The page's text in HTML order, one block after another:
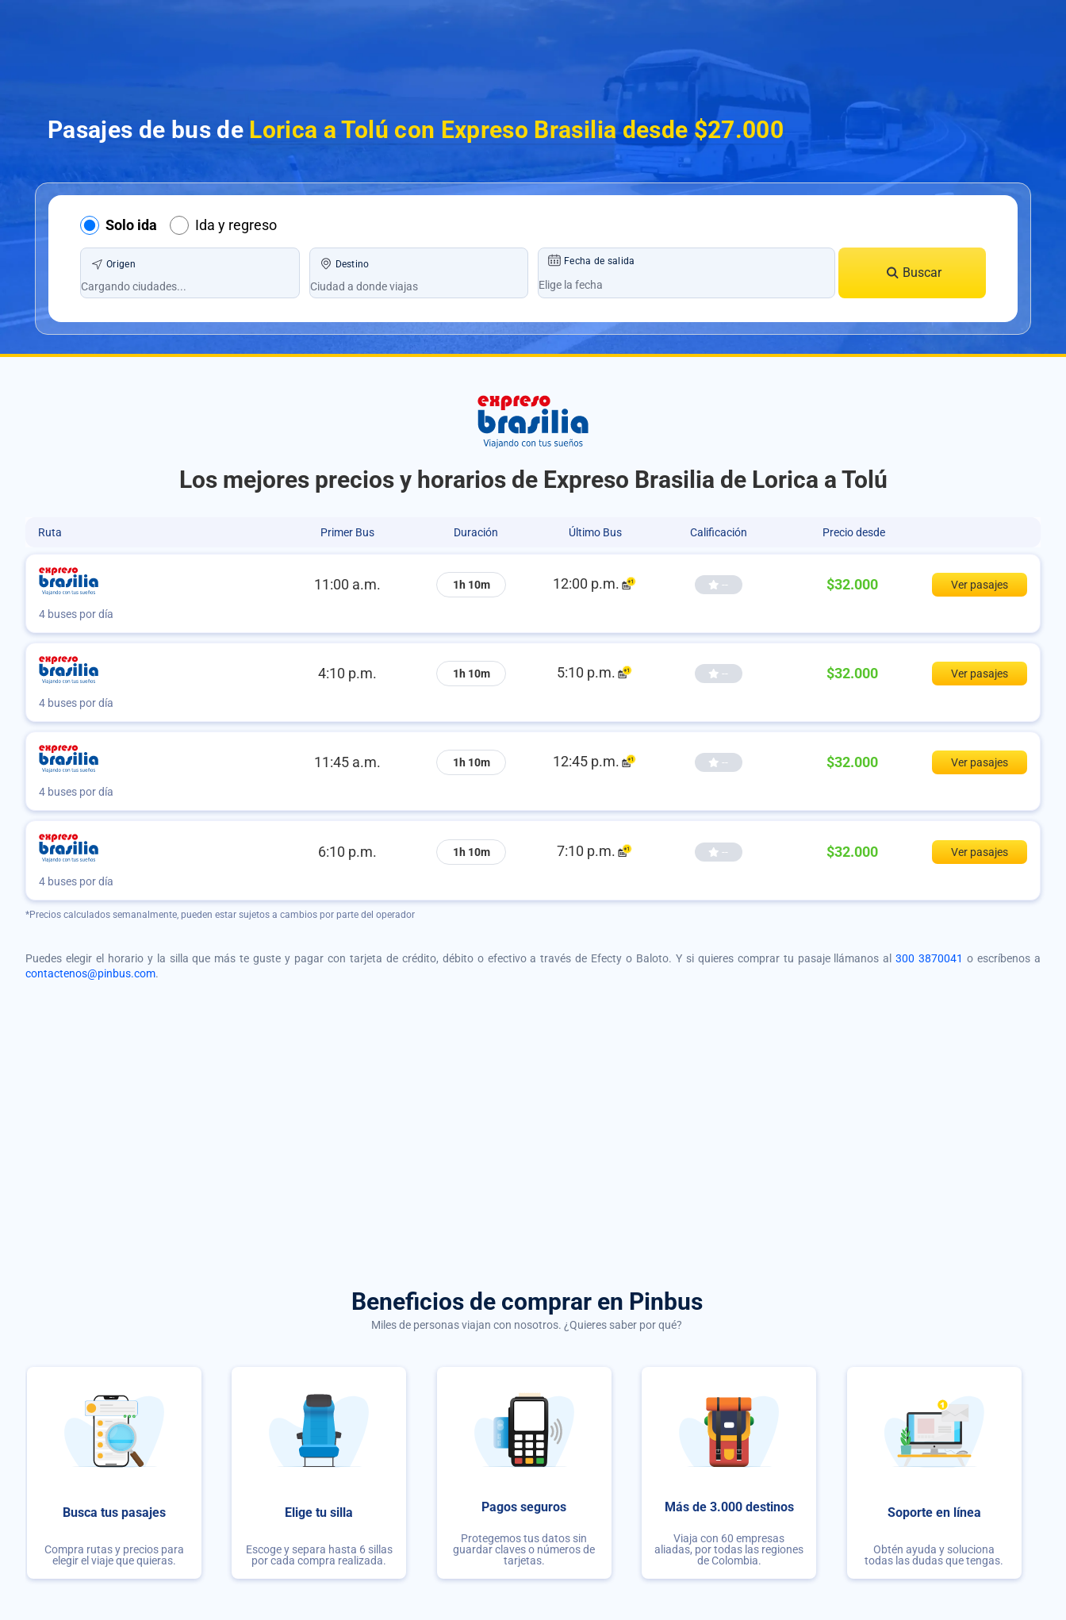
Pasajes de bus de Lorica a Tolú con Expreso Brasilia desde $27.000
Solo ida Ida y regreso
Origen Destino Fecha de salida
Buscar
Los mejores precios y horarios de Expreso Brasilia de Lorica a Tolú
Ruta Primer Bus Duración Último Bus Calificación Precio desde
11:00 a.m. 1h 10m 12:00 p.m. -- $32.000 Ver pasajes
4 buses por día
4:10 p.m. 1h 10m 5:10 p.m. -- $32.000 Ver pasajes
4 buses por día
11:45 a.m. 1h 10m 12:45 p.m. -- $32.000 Ver pasajes
4 buses por día
6:10 p.m. 1h 10m 7:10 p.m. -- $32.000 Ver pasajes
4 buses por día
*Precios calculados semanalmente, pueden estar sujetos a cambios por parte del operador
Puedes elegir el horario y la silla que más te guste y pagar con tarjeta de crédito, débito o efectivo a través de Efecty o Baloto. Y si quieres comprar tu pasaje llámanos al300 3870041 o escríbenos a
contactenos@pinbus.com.
Beneficios de comprar en Pinbus
Miles de personas viajan con nosotros. ¿Quieres saber por qué?
Busca tus pasajes
Compra rutas y precios para
elegir el viaje que quieras.
Elige tu silla
Escoge y separa hasta 6 sillas
por cada compra realizada.
Pagos seguros
Protegemos tus datos sin
guardar claves o números de
tarjetas.
Más de 3.000 destinos
Viaja con 60 empresas
aliadas, por todas las regiones
de Colombia.
Soporte en línea
Obtén ayuda y soluciona
todas las dudas que tengas.